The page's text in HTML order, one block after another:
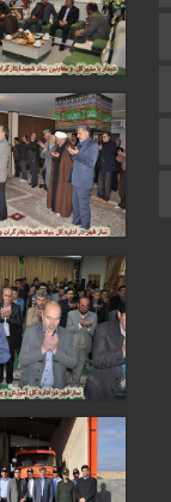
اینستاگرام
اطلاعات سایت
زبان انگلیسی
زبان عربی